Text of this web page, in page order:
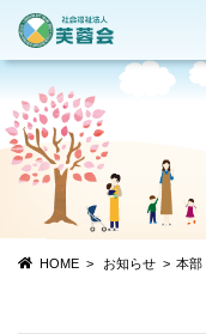
HOME お知らせ 本部